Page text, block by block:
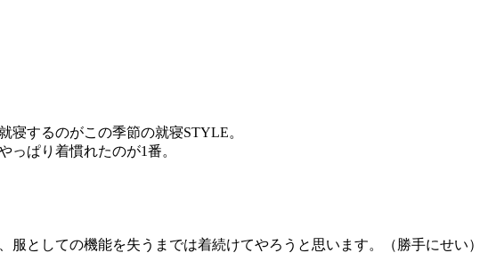
するのがこの季節の就寝STYLE。
ぱり着慣れたのが1番。
としての機能を失うまでは着続けてやろうと思います。（勝手にせい）